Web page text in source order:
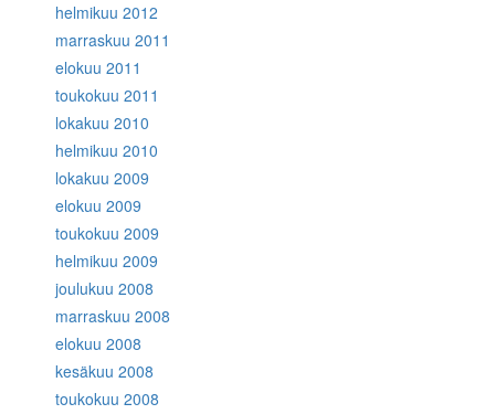
helmikuu 2012
marraskuu 2011
elokuu 2011
toukokuu 2011
lokakuu 2010
helmikuu 2010
lokakuu 2009
elokuu 2009
toukokuu 2009
helmikuu 2009
joulukuu 2008
marraskuu 2008
elokuu 2008
kesäkuu 2008
toukokuu 2008